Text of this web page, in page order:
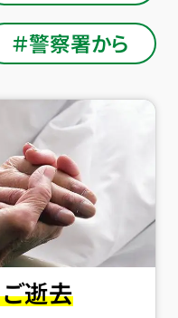
＃警察署から
逝去